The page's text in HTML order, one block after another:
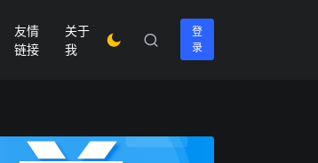
友情
链接
关于
我
登
录